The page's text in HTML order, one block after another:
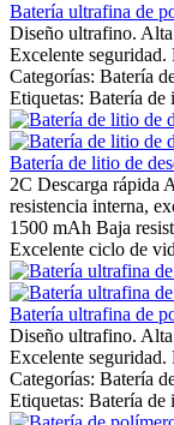
Batería ultrafina de
Diseño ultrafino.
Excelente
Categorías: Batería
Etiquetas: Batería de
Batería de litio de
2C Descarga rápida
resistencia interna,
1500 mAh Baja
Excelente ciclo de
Batería ultrafina de
Diseño ultrafino.
Excelente
Categorías: Batería
Etiquetas: Batería de